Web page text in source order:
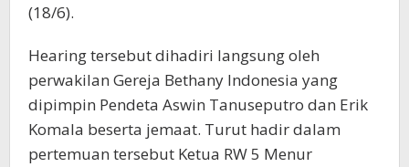
(18/6).
Hearing tersebut dihadiri langsung oleh
perwakilan Gereja Bethany Indonesia yang
dipimpin Pendeta Aswin Tanuseputro dan Erik
Komala beserta jemaat. Turut hadir dalam
pertemuan tersebut Ketua RW 5 Menur